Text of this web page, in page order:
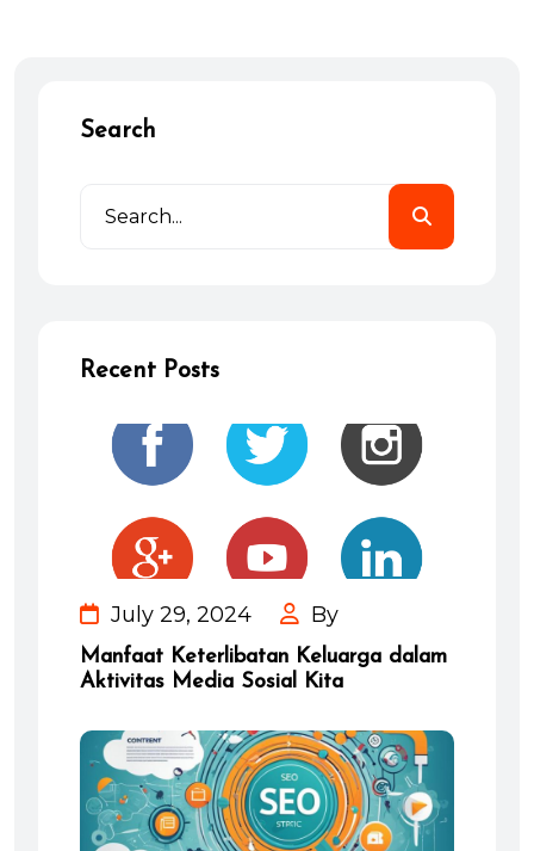
Search
Recent Posts
July 29, 2024 By
Manfaat Keterlibatan Keluarga dalam
Aktivitas Media Sosial Kita